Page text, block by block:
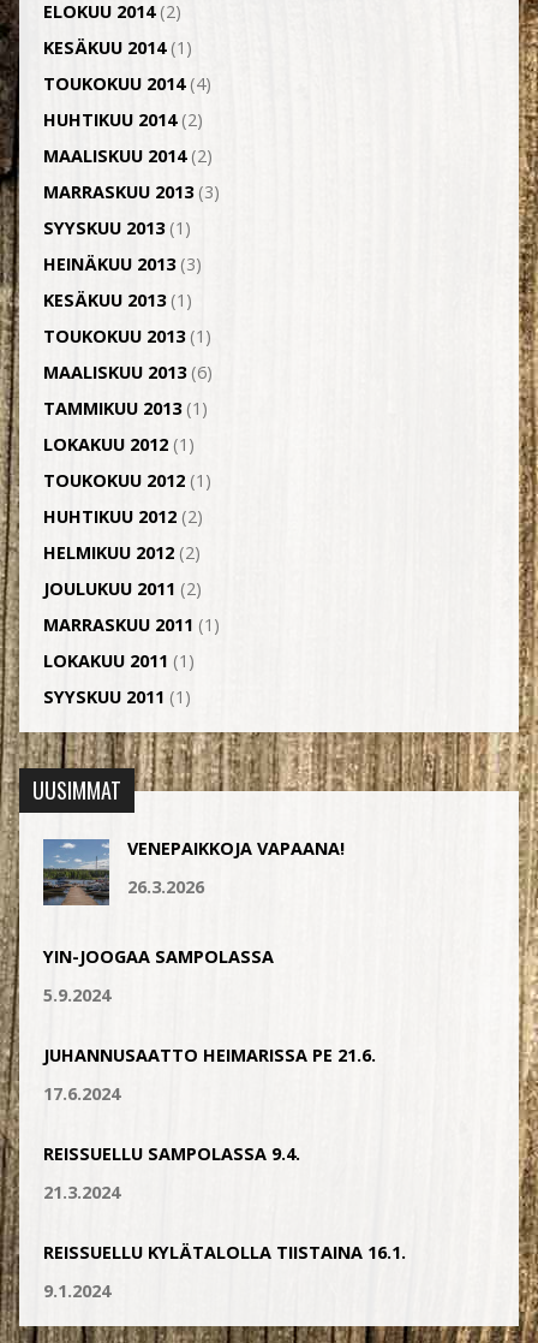
ELOKUU 2014(2)
KESÄKUU 2014(1)
TOUKOKUU 2014(4)
HUHTIKUU 2014(2)
MAALISKUU 2014(2)
MARRASKUU 2013(3)
SYYSKUU 2013(1)
HEINÄKUU 2013(3)
KESÄKUU 2013(1)
TOUKOKUU 2013(1)
MAALISKUU 2013(6)
TAMMIKUU 2013(1)
LOKAKUU 2012(1)
TOUKOKUU 2012(1)
HUHTIKUU 2012(2)
HELMIKUU 2012(2)
JOULUKUU 2011 (2)
MARRASKUU 2011 (1)
LOKAKUU 2011 (1)
SYYSKUU 2011 (1)
UUSIMMAT
VENEPAIKKOJA VAPAANA!
26.3.2026
YIN-JOOGAA SAMPOLASSA
5.9.2024
JUHANNUSAATTO HEIMARISSA PE 21.6.
17.6.2024
REISSUELLU SAMPOLASSA 9.4.
21.3.2024
REISSUELLU KYLÄTALOLLA TIISTAINA 16.1.
9.1.2024